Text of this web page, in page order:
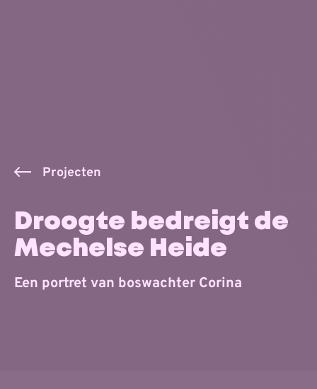
Projecten
Droogte bedreigt de
Mechelse Heide
Een portret van boswachter Corina